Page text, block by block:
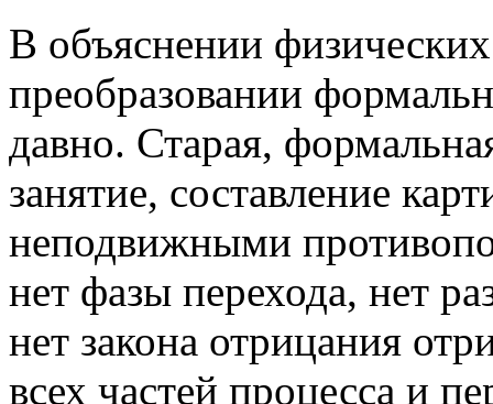
В объяснении
преобразовании
давно. Старая,
занятие, составление
неподвижными
нет фазы перехода, нет
нет закона отрицания
всех частей процесса и